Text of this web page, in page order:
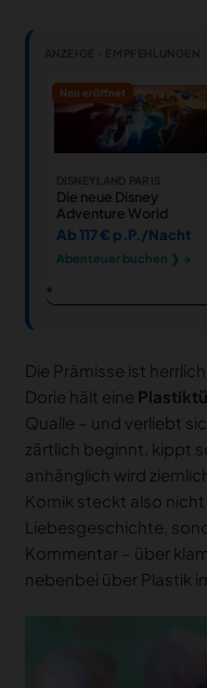
ANZEIGE · EMPFEHLUNGEN
Neu eröffnet
DISNEYLAND PARIS
Die neue Disney
Adventure World
Ab 117 € p.P./Nacht
Abenteuer buchen ❯ →
Die Prämisse ist
Dorie hält eine
Qualle – und verliebt
zärtlich beginnt, kippt
anhänglich wird
Komik steckt also
Liebesgeschichte,
Kommentar – über
nebenbei über Plastik